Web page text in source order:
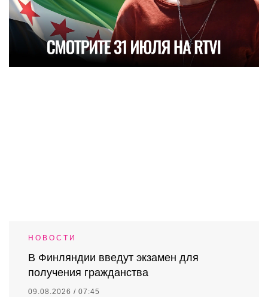
НОВОСТИ
В Финляндии введут экзамен для
получения гражданства
09.08.2026 / 07:45